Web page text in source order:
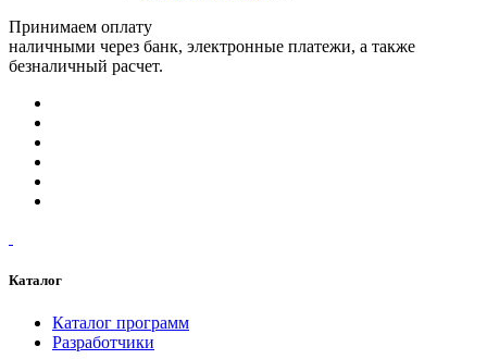
Принимаем оплату
наличными через банк, электронные платежи, а также
безналичный расчет.
Каталог
Каталог программ
Разработчики